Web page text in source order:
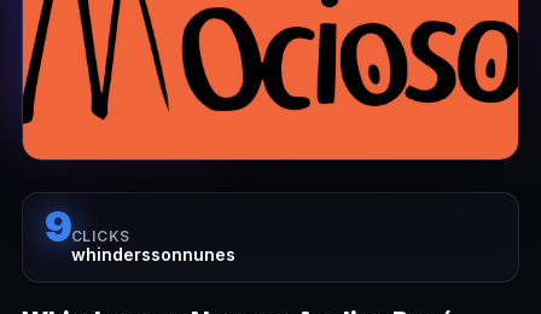
9CLICKS
whinderssonnunes